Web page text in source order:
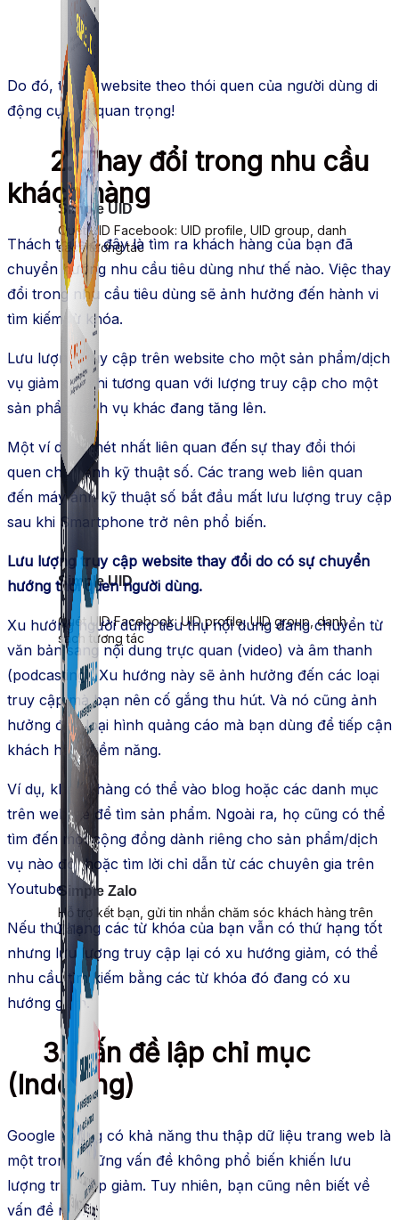
Simple UID
Quét UID Facebook: UID profile, UID group, danh
sách tương tác
Simple Zalo
Hỗ trợ kết bạn, gửi tin nhắn chăm sóc khách hàng trên
Zalo.
Simple UID
Quét UID Facebook: UID profile, UID group, danh
sách tương tác
Do đó, tối ưu website theo thói quen của người dùng di
động cực kỳ quan trọng!
2. Thay đổi trong nhu cầu
khách hàng
Thách thức ở đây là tìm ra khách hàng của bạn đã
chuyển hướng nhu cầu tiêu dùng như thế nào. Việc thay
đổi trong nhu cầu tiêu dùng sẽ ảnh hưởng đến hành vi
tìm kiếm từ khóa.
Lưu lượng truy cập trên website cho một sản phẩm/dịch
vụ giảm đôi khi tương quan với lượng truy cập cho một
sản phẩm/dịch vụ khác đang tăng lên.
Một ví dụ rõ nét nhất liên quan đến sự thay đổi thói
quen chụp ảnh kỹ thuật số. Các trang web liên quan
đến máy ảnh kỹ thuật số bắt đầu mất lưu lượng truy cập
sau khi Smartphone trở nên phổ biến.
Lưu lượng truy cập website thay đổi do có sự chuyển
hướng thói quen người dùng.
Xu hướng người dùng tiêu thụ nội dung đang chuyển từ
văn bản sang nội dung trực quan (video) và âm thanh
(podcasting). Xu hướng này sẽ ảnh hưởng đến các loại
truy cập mà bạn nên cố gắng thu hút. Và nó cũng ảnh
hưởng đến loại hình quảng cáo mà bạn dùng để tiếp cận
khách hàng tiềm năng.
Ví dụ, khách hàng có thể vào blog hoặc các danh mục
trên website để tìm sản phẩm. Ngoài ra, họ cũng có thể
tìm đến một cộng đồng dành riêng cho sản phẩm/dịch
vụ nào đó, hoặc tìm lời chỉ dẫn từ các chuyên gia trên
Youtube.
Nếu thứ hạng các từ khóa của bạn vẫn có thứ hạng tốt
nhưng lưu lượng truy cập lại có xu hướng giảm, có thể
nhu cầu tìm kiếm bằng các từ khóa đó đang có xu
hướng giảm.
3. Vấn đề lập chỉ mục
(Indexing)
Google không có khả năng thu thập dữ liệu trang web là
một trong những vấn đề không phổ biến khiến lưu
lượng truy cập giảm. Tuy nhiên, bạn cũng nên biết về
vấn đề này.